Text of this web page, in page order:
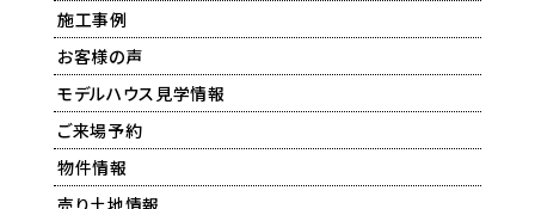
施工事例
お客様の声
モデルハウス見学情報
ご来場予約
物件情報
売り土地情報